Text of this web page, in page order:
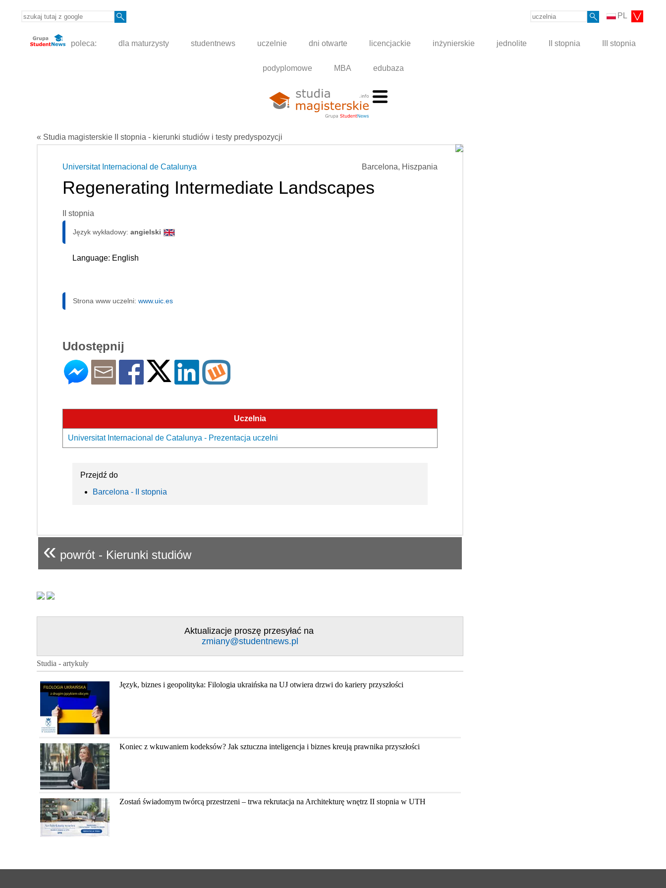
PL
poleca: dla maturzysty studentnews uczelnie dni otwarte licencjackie inżynierskie jednolite II stopnia III stopnia
podyplomowe MBA edubaza
« Studia magisterskie II stopnia - kierunki studiów i testy predyspozycji
Barcelona, Hiszpania
Universitat Internacional de Catalunya
Regenerating Intermediate Landscapes
II stopnia
Język wykładowy: angielski
Language: English
Strona www uczelni: www.uic.es
Udostępnij
Uczelnia
Universitat Internacional de Catalunya - Prezentacja uczelni
Przejdź do
Barcelona - II stopnia
« powrót - Kierunki studiów
Aktualizacje proszę przesyłać na
zmiany@studentnews.pl
Studia - artykuły
Język, biznes i geopolityka: Filologia ukraińska na UJ otwiera drzwi do kariery przyszłości
Koniec z wkuwaniem kodeksów? Jak sztuczna inteligencja i biznes kreują prawnika przyszłości
Zostań świadomym twórcą przestrzeni – trwa rekrutacja na Architekturę wnętrz II stopnia w UTH